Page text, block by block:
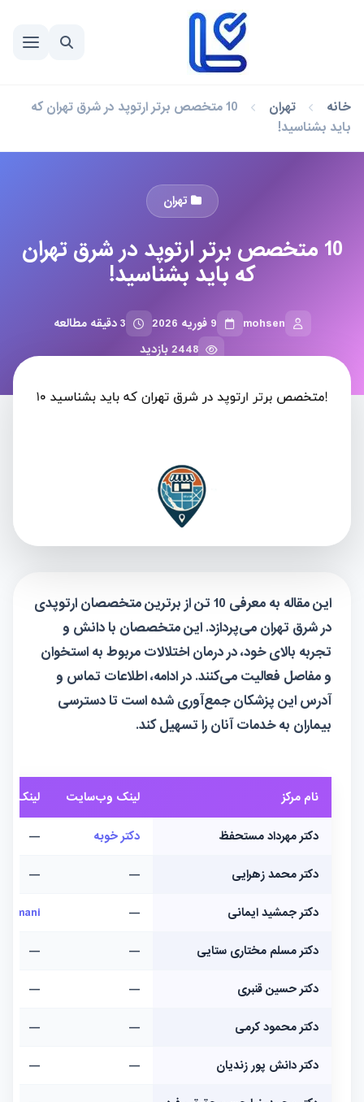
خانه تهران
10 متخصص برتر ارتوپد در شرق تهران که
باید بشناسید!
تهران
10 متخصص برتر ارتوپد در شرق تهران
که باید بشناسید!
mohsen 9 فوریه 2026
3 دقیقه مطالعه
2448 بازدید
این مقاله به معرفی 10 تن از برترین متخصصان ارتوپدی
در شرق تهران می‌پردازد. این متخصصان با دانش و
تجربه بالای خود، در درمان اختلالات مربوط به استخوان
و مفاصل فعالیت می‌کنند. در ادامه، اطلاعات تماس و
آدرس این پزشکان جمع‌آوری شده است تا دسترسی
بیماران به خدمات آنان را تسهیل کند.
نام مرکز لینک وب‌سایت لینک
دکتر مهرداد مستحفظ دکتر خوبه —
دکتر محمد زهرایی —
—
دکتر جمشید ایمانی —
دکتر مسلم مختاری ستایی —
—
دکتر حسین قنبری —
—
دکتر محمود کرمی —
—
دکتر دانش پور زندیان —
—